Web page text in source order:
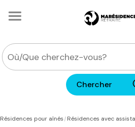
Chercher
Résidences pour aînés|Résidences avec